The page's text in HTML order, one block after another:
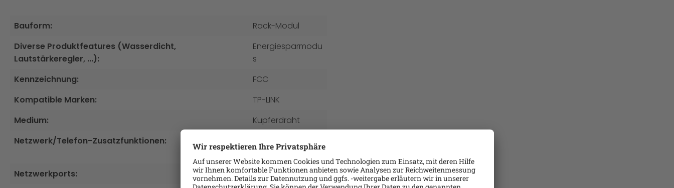
Bauform:
Rack-Modul
Diverse Produktfeatures (Wasserdicht,
Lautstärkeregler, ...):
Energiesparmodu
s
Kennzeichnung:
FCC
Kompatible Marken:
TP-LINK
Medium:
Kupferdraht
Netzwerk/Telefon-Zusatzfunktionen:
MDI Port-
Erkennung
Netzwerkports:
RJ-45